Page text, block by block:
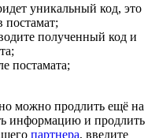
уникальный код, это
постамат;
полученный код и
постамата;
можно продлить ещё на
информацию и продлить
партнера, введите